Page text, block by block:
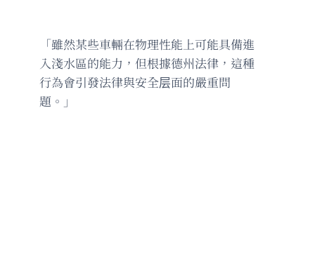
「雖然某些車輛在物理性能上可能具備進
入淺水區的能力，但根據德州法律，這種
行為會引發法律與安全层面的嚴重問
題。」